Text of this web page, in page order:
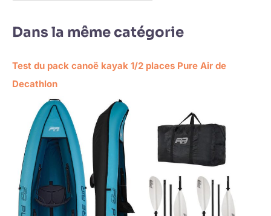
Dans la même catégorie
Test du pack canoë kayak 1/2 places Pure Air de
Decathlon